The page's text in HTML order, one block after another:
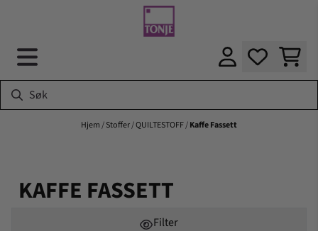
Hjem/Stoffer/QUILTESTOFF/Kaffe Fassett
KAFFE FASSETT
Filter